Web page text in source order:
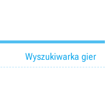
Wyszukiwarka gier